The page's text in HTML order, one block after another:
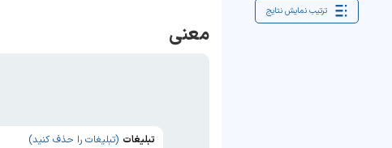
ترتیب نمایش نتایج
معنی
تبلیغات (تبلیغات را حذف کنید)